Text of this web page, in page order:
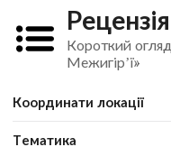
Рецензія
Короткий
Межигір’ї»
Координати локації
Тематика